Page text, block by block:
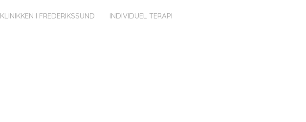
KLINIKKEN I FREDERIKSSUND
INDIVIDUEL TERAPI